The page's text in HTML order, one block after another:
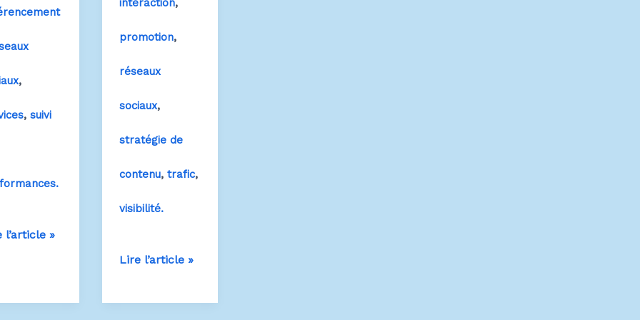
,
, suivi
l’article »
interaction
promotion,
réseaux
sociaux,
stratégie de
contenu, trafic,
visibilité.
Mon
Lire l’article »